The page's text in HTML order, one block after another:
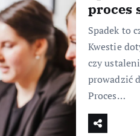
proces
Spadek to
Kwestie
czy
prowadzić
Proces…